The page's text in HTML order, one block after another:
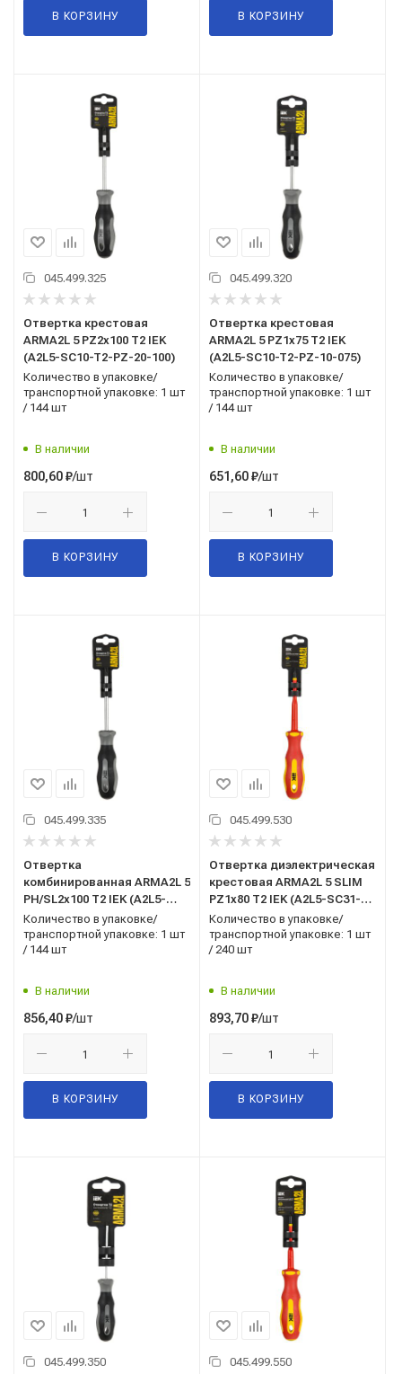
В КОРЗИНУ В КОРЗИНУ
045.499.325
Отвертка крестовая
ARMA2L 5 PZ2х100 Т2 IEK
(A2L5-SC10-T2-PZ-20-100)
Количество в упаковке/
транспортной упаковке: 1 шт
/ 144 шт
В наличии
800,60₽/шт
В КОРЗИНУ
045.499.320
Отвертка крестовая
ARMA2L 5 PZ1х75 Т2 IEK
(A2L5-SC10-T2-PZ-10-075)
Количество в упаковке/
транспортной упаковке: 1 шт
/ 144 шт
В наличии
651,60₽/шт
В КОРЗИНУ
045.499.335
Отвертка
комбинированная ARMA2L 5
PH/SL2х100 Т2 IEK (A2L5-
SC10-T2-HS-20-100)
Количество в упаковке/
транспортной упаковке: 1 шт
/ 144 шт
В наличии
856,40₽/шт
В КОРЗИНУ
045.499.530
Отвертка диэлектрическая
крестовая ARMA2L 5 SLIM
PZ1х80 Т2 IEK (A2L5-SC31-
T2-PZ-10-080)
Количество в упаковке/
транспортной упаковке: 1 шт
/ 240 шт
В наличии
893,70₽/шт
В КОРЗИНУ
045.499.350 045.499.550